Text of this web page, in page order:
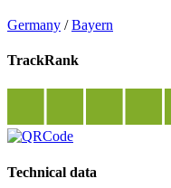
Germany /Bayern
TrackRank
Technical data